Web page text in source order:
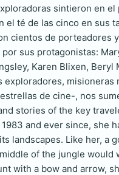
sintieron en el
el té de las cinco en sus
cientos de porteadores
sus protagonistas:
Karen Blixen, Beryl
misioneras
de cine-, nos
stories of the key
and ever since, she
landscapes. Like her, a
of the jungle
with a bow and arrow,